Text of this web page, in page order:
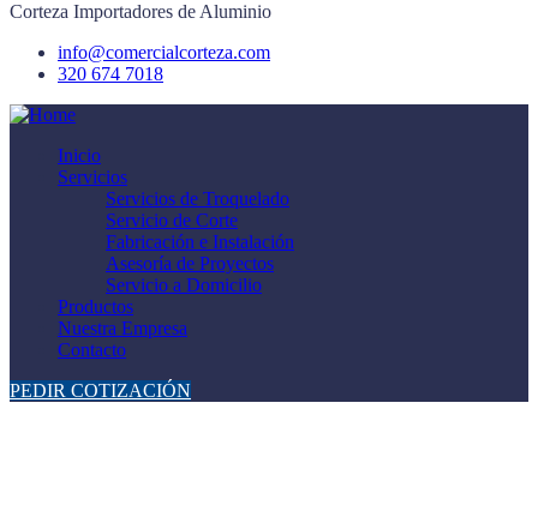
Corteza Importadores de Aluminio
info@comercialcorteza.com
320 674 7018
Inicio
Servicios
Servicios de Troquelado
Servicio de Corte
Fabricación e Instalación
Asesoría de Proyectos
Servicio a Domicilio
Productos
Nuestra Empresa
Contacto
PEDIR COTIZACIÓN